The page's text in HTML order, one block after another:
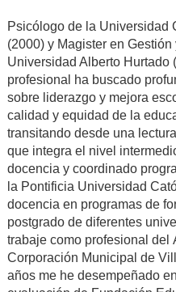
Psicólogo de la Universidad
(2000) y Magister en
Universidad Alberto Hurtado
profesional ha buscado
sobre liderazgo y mejora
calidad y equidad de la
transitando desde una
que integra el nivel
docencia y coordinado
la Pontificia Universidad
docencia en programas de
postgrado de diferentes
trabaje como profesional del
Corporación Municipal de
años me he desempeñado